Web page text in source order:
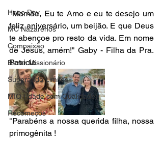
Hope Day
MC Nazarenos
Compaixão
Bazar Missionário
Superando Limites
MIQ (Idade com Qualidade)
Recomeços
"Mamãe, Eu te Amo e eu te desejo um
feliz aniversário, um beijão. E que Deus
te abençoe pro resto da vida. Em nome
de Jesus, amém!" Gaby - Filha da Pra.
Patricia
"Parabéns a nossa querida filha, nossa
primogênita !